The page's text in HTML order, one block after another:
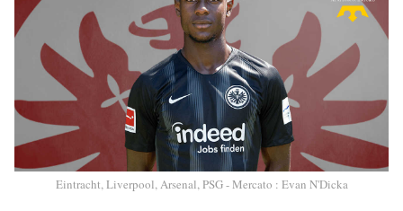
Eintracht, Liverpool, Arsenal, PSG - Mercato : Evan N'Dicka